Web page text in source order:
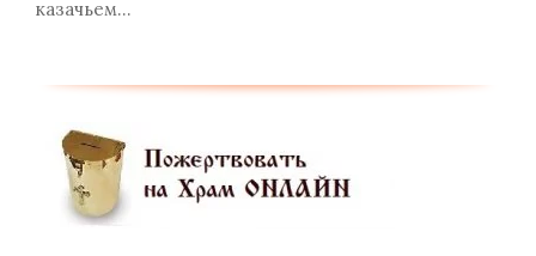
казачьем…